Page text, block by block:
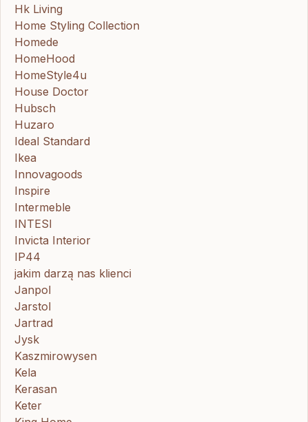
Hk Living
Home Styling Collection
Homede
HomeHood
HomeStyle4u
House Doctor
Hubsch
Huzaro
Ideal Standard
Ikea
Innovagoods
Inspire
Intermeble
INTESI
Invicta Interior
IP44
jakim darzą nas klienci
Janpol
Jarstol
Jartrad
Jysk
Kaszmirowysen
Kela
Kerasan
Keter